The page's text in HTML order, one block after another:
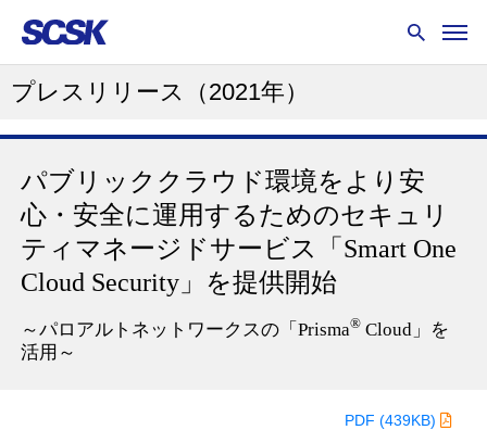
プレスリリース （2021年）
パブリッククラウド環境をより安
心・安全に運用するためのセキュリ
ティマネージドサービス「Smart One
Cloud Security」を提供開始
～パロアルトネットワークスの「Prisma® Cloud」を
活用～
PDF (439KB)